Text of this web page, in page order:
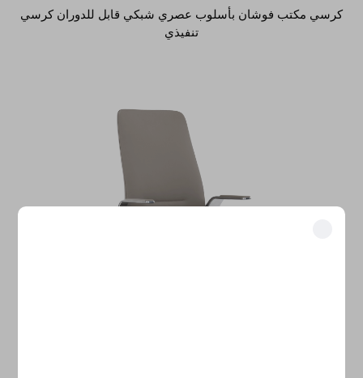
كرسي مكتب فوشان بأسلوب عصري شبكي قابل للدوران كرسي
تنفيذي